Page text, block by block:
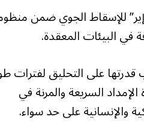
للإسقاط الجوي ضمن
في البيئات المعقدة.
على التحليق لفترات
السريعة والمرنة في
والإنسانية على حد سواء.